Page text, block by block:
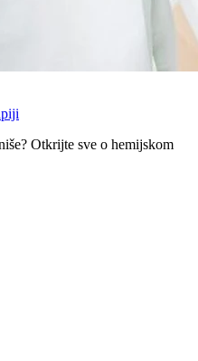
Otkrijte sve o hemijskom